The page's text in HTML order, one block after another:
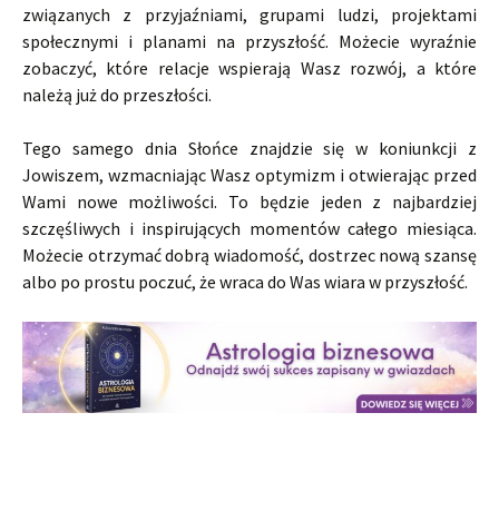
związanych z przyjaźniami, grupami ludzi, projektami
społecznymi i planami na przyszłość. Możecie wyraźnie
zobaczyć, które relacje wspierają Wasz rozwój, a które
należą już do przeszłości.
Tego samego dnia Słońce znajdzie się w koniunkcji z
Jowiszem, wzmacniając Wasz optymizm i otwierając przed
Wami nowe możliwości. To będzie jeden z najbardziej
szczęśliwych i inspirujących momentów całego miesiąca.
Możecie otrzymać dobrą wiadomość, dostrzec nową szansę
albo po prostu poczuć, że wraca do Was wiara w przyszłość.